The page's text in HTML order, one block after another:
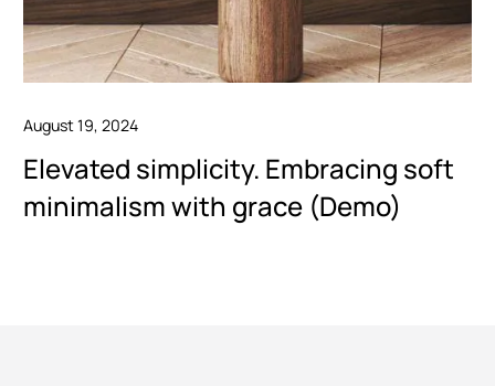
August 19, 2024
Elevated simplicity. Embracing soft
minimalism with grace (Demo)